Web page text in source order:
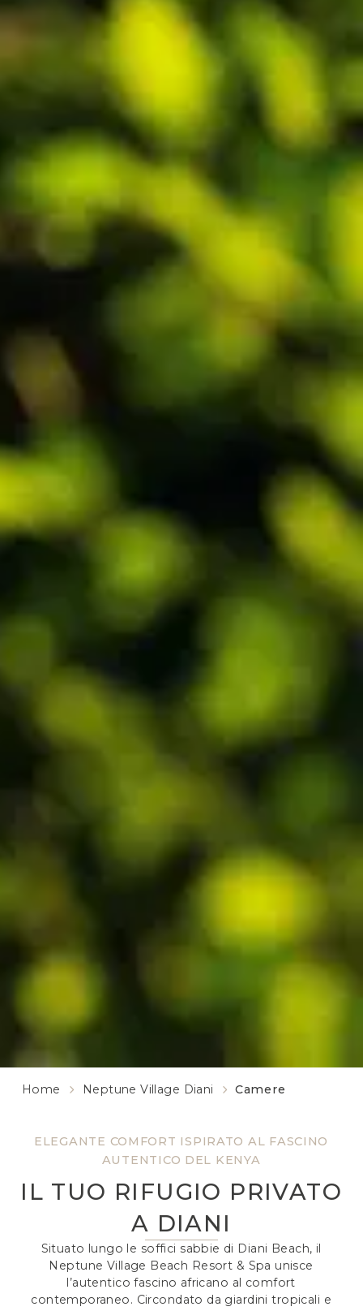
ELEGANTE COMFORT ISPIRATO AL FASCINO
AUTENTICO DEL KENYA
IL TUO RIFUGIO PRIVATO
A DIANI
Situato lungo le soffici sabbie di Diani Beach, il
Neptune Village Beach Resort & Spa unisce
l’autentico fascino africano al comfort
contemporaneo. Circondato da giardini tropicali e
Home Neptune Village Diani Camere